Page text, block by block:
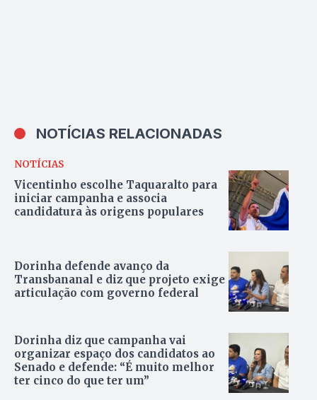
NOTÍCIAS RELACIONADAS
NOTÍCIAS
Vicentinho escolhe Taquaralto para
iniciar campanha e associa
candidatura às origens populares
Dorinha defende avanço da
Transbananal e diz que projeto exige
articulação com governo federal
Dorinha diz que campanha vai
organizar espaço dos candidatos ao
Senado e defende: “É muito melhor
ter cinco do que ter um”